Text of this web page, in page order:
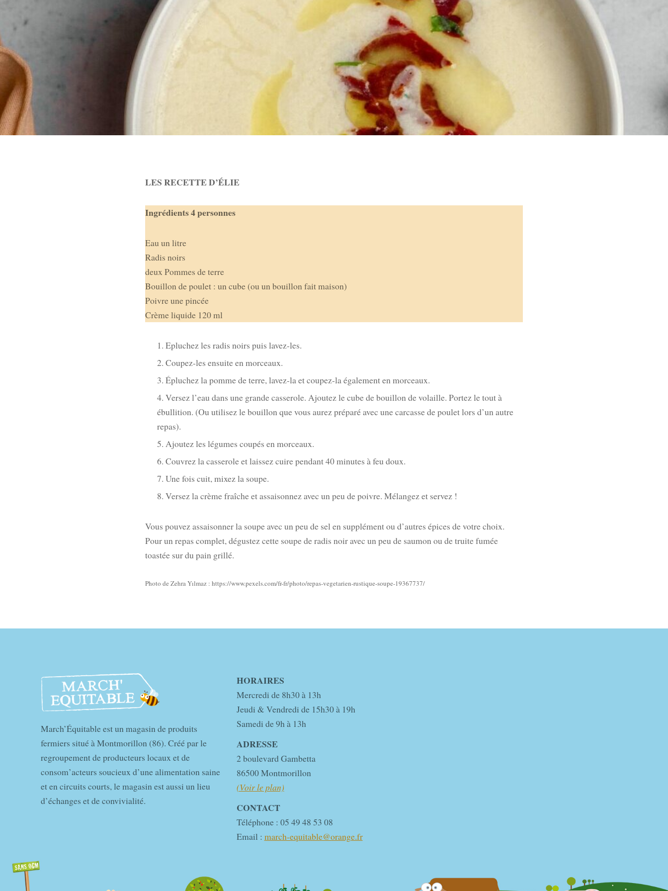
LES RECETTE D’ÉLIE
Ingrédients 4 personnes
Eau un litre
Radis noirs
deux Pommes de terre
Bouillon de poulet : un cube (ou un bouillon fait maison)
Poivre une pincée
Crème liquide 120 ml
Epluchez les radis noirs puis lavez-les.
Coupez-les ensuite en morceaux.
Épluchez la pomme de terre, lavez-la et coupez-la également en morceaux.
Versez l’eau dans une grande casserole. Ajoutez le cube de bouillon de volaille. Portez le tout à
ébullition. (Ou utilisez le bouillon que vous aurez préparé avec une carcasse de poulet lors d’un autre
repas).
Ajoutez les légumes coupés en morceaux.
Couvrez la casserole et laissez cuire pendant 40 minutes à feu doux.
Une fois cuit, mixez la soupe.
Versez la crème fraîche et assaisonnez avec un peu de poivre. Mélangez et servez !
Vous pouvez assaisonner la soupe avec un peu de sel en supplément ou d’autres épices de votre choix.
Pour un repas complet, dégustez cette soupe de radis noir avec un peu de saumon ou de truite fumée
toastée sur du pain grillé.
Photo de Zehra Yılmaz : https://www.pexels.com/fr-fr/photo/repas-vegetarien-rustique-soupe-19367737/
March’Équitable est un magasin de produits
fermiers situé à Montmorillon (86). Créé par le
regroupement de producteurs locaux et de
consom’acteurs soucieux d’une alimentation saine
et en circuits courts, le magasin est aussi un lieu
d’échanges et de convivialité.
HORAIRES
Mercredi de 8h30 à 13h
Jeudi & Vendredi de 15h30 à 19h
Samedi de 9h à 13h
ADRESSE
2 boulevard Gambetta
86500 Montmorillon
(Voir le plan)
CONTACT
Téléphone : 05 49 48 53 08
Email : march-equitable@orange.fr